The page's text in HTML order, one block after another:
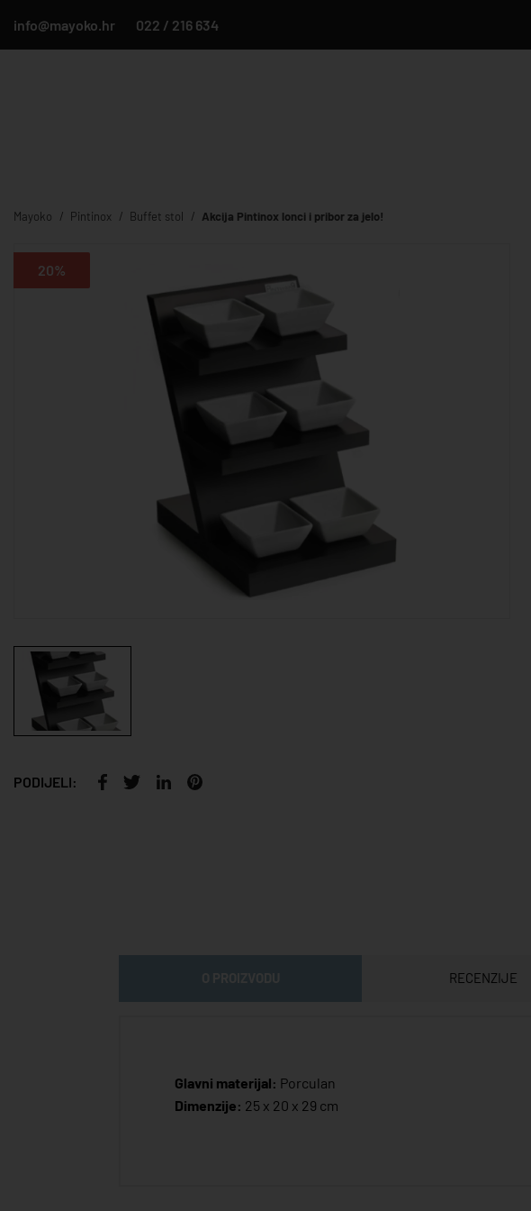
info@mayoko.hr 022 / 216 634
Mayoko Pintinox Buffet stol Akcija Pintinox lonci i pribor za jelo!
20%
PODIJELI:
RECENZIJE
Glavni materijal: Porculan
Dimenzije: 25 x 20 x 29 cm